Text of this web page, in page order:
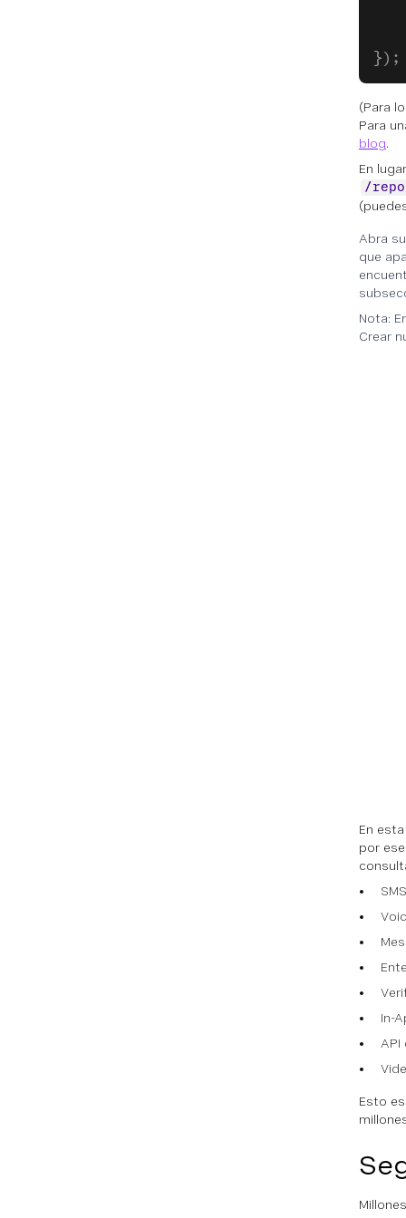
});
(Para
Para
blog.
En
/
Abra su
que
Nota:
Crear
En
por
SMS
In-
API
Esto